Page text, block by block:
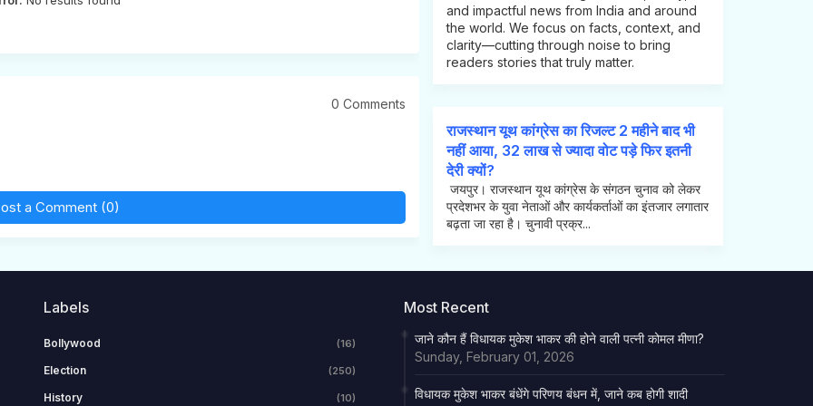
0 Comments
a Comment (0)
and impactful news from India and around
the world. We focus on facts, context, and
clarity—cutting through noise to bring
readers stories that truly matter.
राजस्थान यूथ कांग्रेस का रिजल्ट 2 महीने बाद भी
नहीं आया, 32 लाख से ज्यादा वोट पड़े फिर इतनी
देरी क्यों?
जयपुर। राजस्थान यूथ कांग्रेस के संगठन चुनाव को लेकर
प्रदेशभर के युवा नेताओं और कार्यकर्ताओं का इंतजार लगातार
बढ़ता जा रहा है। चुनावी प्रक्र...
Labels
Bollywood (16)
Election (250)
History (10)
Most Recent
जाने कौन हैं विधायक मुकेश भाकर की होने वाली पत्नी कोमल मीणा?
Sunday, February 01, 2026
विधायक मुकेश भाकर बंधेंगे परिणय बंधन में, जाने कब होगी शादी